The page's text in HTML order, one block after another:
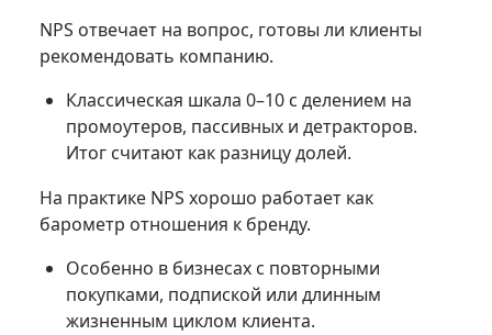
NPS отвечает на вопрос, готовы ли клиенты
рекомендовать компанию.
Классическая шкала 0–10 с делением на
промоутеров, пассивных и детракторов.
Итог считают как разницу долей.
На практике NPS хорошо работает как
барометр отношения к бренду.
Особенно в бизнесах с повторными
покупками, подпиской или длинным
жизненным циклом клиента.